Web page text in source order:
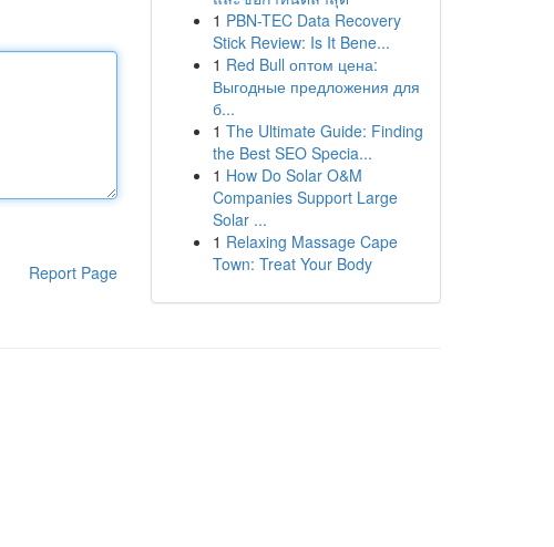
Report Page
1 PBN-TEC Data Recovery
Stick Review: Is It Bene...
1 Red Bull оптом цена:
Выгодные предложения для
б...
1 The Ultimate Guide: Finding
the Best SEO Specia...
1 How Do Solar O&M
Companies Support Large
Solar ...
1 Relaxing Massage Cape
Town: Treat Your Body